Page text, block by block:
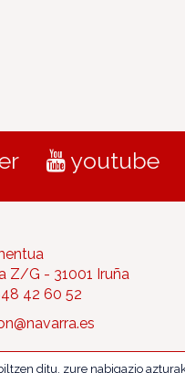
youtube
Z/G - 31001 Iruña
42 60 52
ditu, zure nabigazio